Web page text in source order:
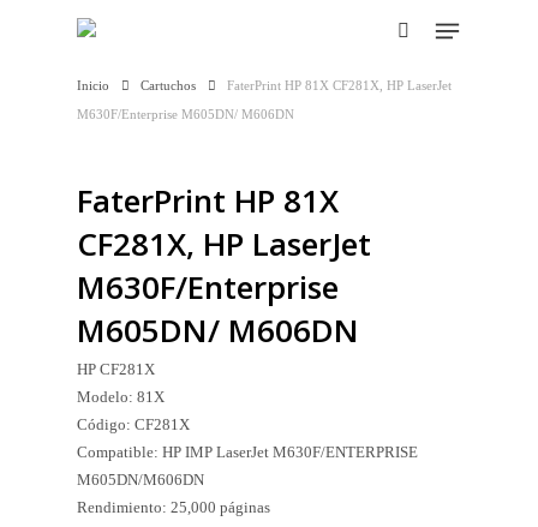
Hit enter to search or ESC to close
Menu
Inicio Cartuchos FaterPrint HP 81X CF281X, HP LaserJet
M630F/Enterprise M605DN/ M606DN
FaterPrint HP 81X
CF281X, HP LaserJet
M630F/Enterprise
M605DN/ M606DN
HP CF281X
Modelo: 81X
Código: CF281X
Compatible: HP IMP LaserJet M630F/ENTERPRISE
M605DN/M606DN
Rendimiento: 25,000 páginas